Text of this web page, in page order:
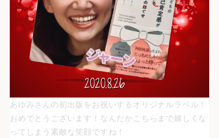
あゆみさんの初出版をお祝いするオリジナルラベル！
おめでとうございます！なんだかこちらまで嬉しくな
ってしまう素敵な笑顔ですね！